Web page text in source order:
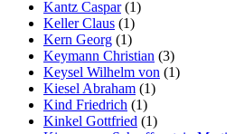
Kantz Caspar(1)
Keller Claus (1)
Kern Georg (1)
Keymann Christian (3)
Keysel Wilhelm von (1)
Kiesel Abraham (1)
Kind Friedrich (1)
Kinkel Gottfried (1)